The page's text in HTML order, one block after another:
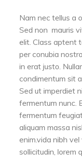
Nam nec tellus a
Sed non mauris
elit. Class aptent
per conubia
in erat justo.
condimentum sit
Sed ut imperdiet
fermentum nunc.
fermentum
aliquam massa
enim.vida nibh
sollicitudin, lorem